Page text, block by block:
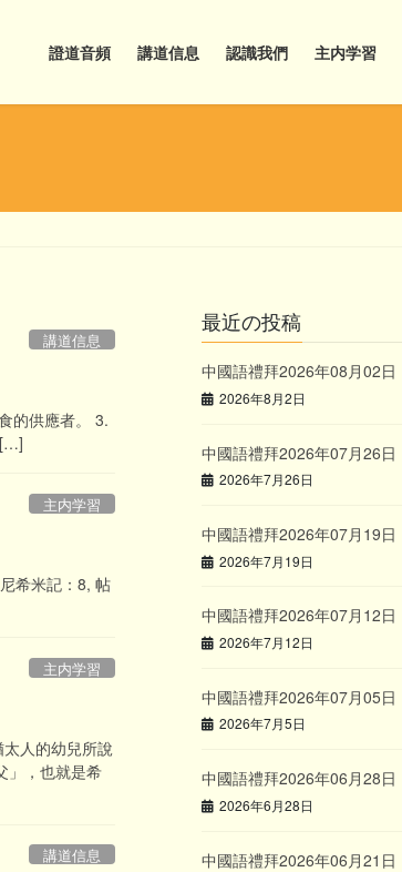
證道音頻 講道信息 認識我們 主内学習
講道信息
的供應者。 3.
[…]
主内学習
希米記：8, 帖
主内学習
人的幼兒所說
」，也就是希
講道信息
最近の投稿
中國語禮拜2026年08月02日
2026年8月2日
中國語禮拜2026年07月26日
2026年7月26日
中國語禮拜2026年07月19日
2026年7月19日
中國語禮拜2026年07月12日
2026年7月12日
中國語禮拜2026年07月05日
2026年7月5日
中國語禮拜2026年06月28日
2026年6月28日
中國語禮拜2026年06月21日